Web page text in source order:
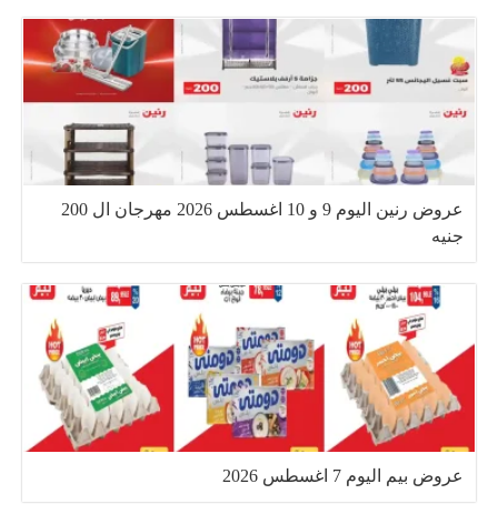
عروض رنين اليوم 9 و 10 اغسطس 2026 مهرجان ال 200
جنيه
عروض بيم اليوم 7 اغسطس 2026